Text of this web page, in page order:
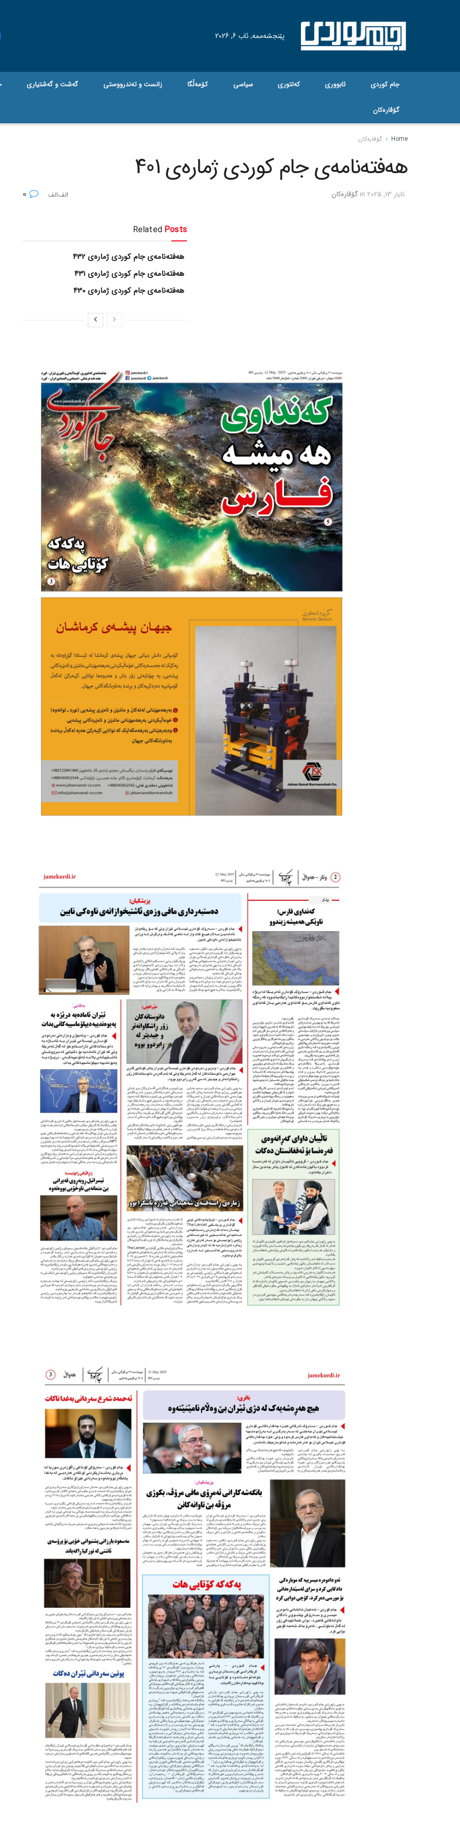
پێنجشەممە, ئاب 6, 2026
جام کوردی ئابووری کەلتوری سیاسی کۆمەڵگا زانست و تەندرووستی گه‌شت و گه‌شتیاری
گۆڤاره‌کان
Home گۆڤاره‌کان
هەفتەنامەی جام کوردی ژمارەی 401
ئایار 13, 2025 in گۆڤاره‌کان
Related Posts
هەفتەنامەی جام کوردی ژمارەی 432
هەفتەنامەی جام کوردی ژمارەی 431
هەفتەنامەی جام کوردی ژمارەی 430